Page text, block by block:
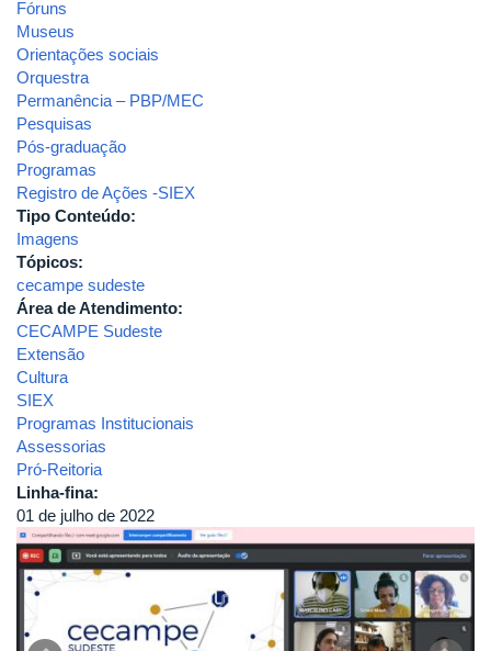
Fóruns
Museus
Orientações sociais
Orquestra
Permanência – PBP/MEC
Pesquisas
Pós-graduação
Programas
Registro de Ações -SIEX
Tipo Conteúdo:
Imagens
Tópicos:
cecampe sudeste
Área de Atendimento:
CECAMPE Sudeste
Extensão
Cultura
SIEX
Programas Institucionais
Assessorias
Pró-Reitoria
Linha-fina:
01 de julho de 2022